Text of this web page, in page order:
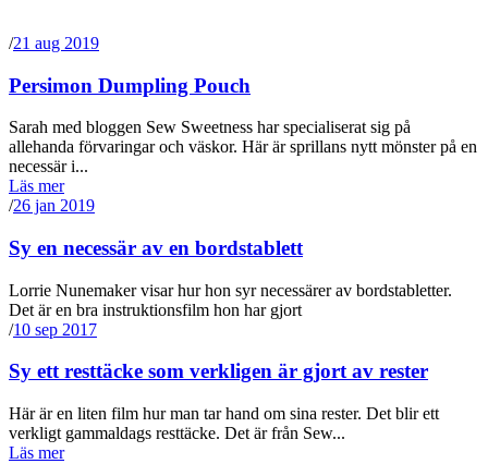
/21 aug 2019
Persimon Dumpling Pouch
Sarah med bloggen Sew Sweetness har specialiserat sig på
allehanda förvaringar och väskor. Här är sprillans nytt mönster på en
necessär i...
Läs mer
/26 jan 2019
Sy en necessär av en bordstablett
Lorrie Nunemaker visar hur hon syr necessärer av bordstabletter.
Det är en bra instruktionsfilm hon har gjort
/10 sep 2017
Sy ett resttäcke som verkligen är gjort av rester
Här är en liten film hur man tar hand om sina rester. Det blir ett
verkligt gammaldags resttäcke. Det är från Sew...
Läs mer